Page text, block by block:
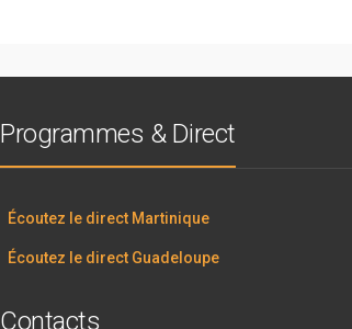
Programmes & Direct
Écoutez le direct Martinique
Écoutez le direct Guadeloupe
Contacts